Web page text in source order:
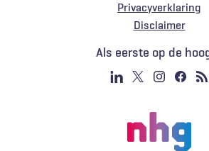
Privacyverklaring
Voet
Disclaimer
Als eerste op de